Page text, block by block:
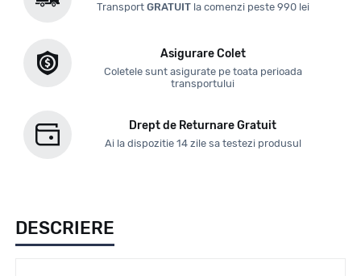
Transport GRATUITla comenzi peste 990 lei
Asigurare Colet
Coletele sunt asigurate pe toata perioada
transportului
Drept de Returnare Gratuit
Ai la dispozitie 14 zile sa testezi produsul
DESCRIERE